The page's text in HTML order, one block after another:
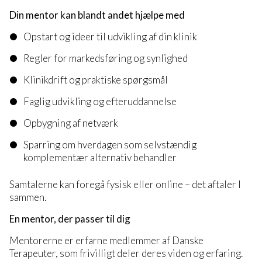
Din mentor kan blandt andet hjælpe med
Opstart og ideer til udvikling af din klinik
Regler for markedsføring og synlighed
Klinikdrift og praktiske spørgsmål
Faglig udvikling og efteruddannelse
Opbygning af netværk
Sparring om hverdagen som selvstændig
komplementær alternativ behandler
Samtalerne kan foregå fysisk eller online – det aftaler I
sammen.
En mentor, der passer til dig
Mentorerne er erfarne medlemmer af Danske
Terapeuter, som frivilligt deler deres viden og erfaring.